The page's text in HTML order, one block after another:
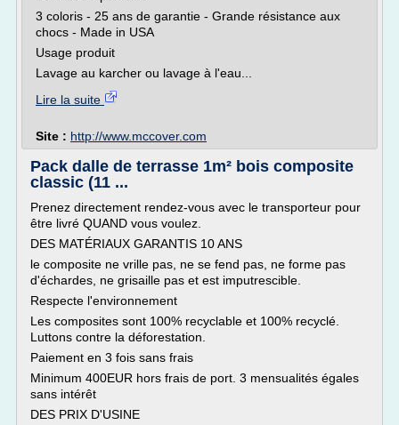
3 coloris - 25 ans de garantie - Grande résistance aux
chocs - Made in USA
Usage produit
Lavage au karcher ou lavage à l'eau...
Lire la suite
Site : http://www.mccover.com
Pack dalle de terrasse 1m² bois composite
classic (11 ...
Prenez directement rendez-vous avec le transporteur pour
être livré QUAND vous voulez.
DES MATÉRIAUX GARANTIS 10 ANS
le composite ne vrille pas, ne se fend pas, ne forme pas
d'échardes, ne grisaille pas et est imputrescible.
Respecte l'environnement
Les composites sont 100% recyclable et 100% recyclé.
Luttons contre la déforestation.
Paiement en 3 fois sans frais
Minimum 400EUR hors frais de port. 3 mensualités égales
sans intérêt
DES PRIX D'USINE